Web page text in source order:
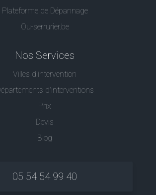
Plateforme de Dépannage
Ou-serrurier.be
Nos Services
Villes d'intervention
d'interventions
Prix
Devis
Blog
05 54 54 99 40